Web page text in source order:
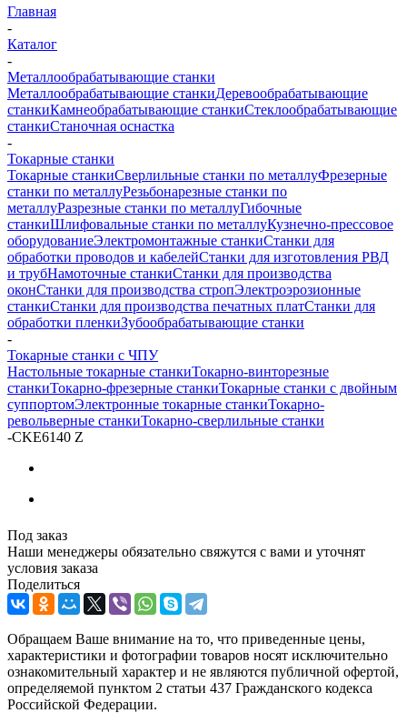
Главная
-
Каталог
-
Металлообрабатывающие станки
Металлообрабатывающие станкиДеревообрабатывающие
станкиКамнеобрабатывающие станкиСтеклообрабатывающие
станкиСтаночная оснастка
-
Токарные станки
Токарные станкиСверлильные станки по металлуФрезерные
станки по металлуРезьбонарезные станки по
металлуРазрезные станки по металлуГибочные
станкиШлифовальные станки по металлуКузнечно-прессовое
оборудованиеЭлектромонтажные станкиСтанки для
обработки проводов и кабелейСтанки для изготовления РВД
и трубНамоточные станкиСтанки для производства
оконСтанки для производства стропЭлектроэрозионные
станкиСтанки для производства печатных платСтанки для
обработки пленкиЗубообрабатывающие станки
-
Токарные станки с ЧПУ
Настольные токарные станкиТокарно-винторезные
станкиТокарно-фрезерные станкиТокарные станки с двойным
суппортомЭлектронные токарные станкиТокарно-
револьверные станкиТокарно-сверлильные станки
-CKE6140 Z
Под заказ
Наши менеджеры обязательно свяжутся с вами и уточнят
условия заказа
Поделиться
Обращаем Ваше внимание на то, что приведенные цены,
характеристики и фотографии товаров носят исключительно
ознакомительный характер и не являются публичной офертой,
определяемой пунктом 2 статьи 437 Гражданского кодекса
Российской Федерации.